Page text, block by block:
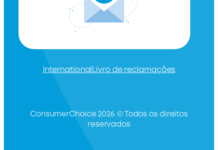
International Livro de reclamações
ConsumerChoice 2026 © Todos os direitos
reservados